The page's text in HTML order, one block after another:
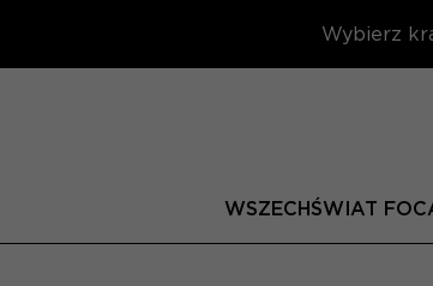
Wybierz
WSZECHŚWIAT